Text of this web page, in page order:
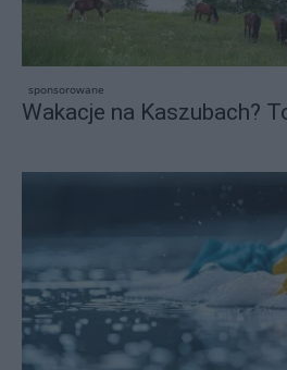
sponsorowane
Wakacje na Kaszubach?